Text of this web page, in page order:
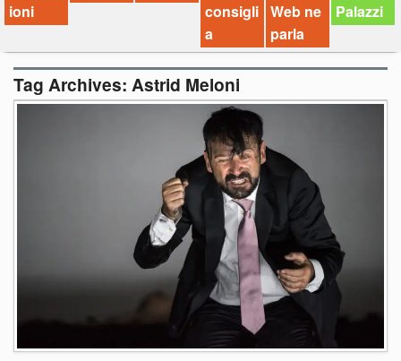
Chi siamo
Contatti
ioni
consigli
a
Web ne
parla
Palazzi
Tag Archives: Astrid Meloni